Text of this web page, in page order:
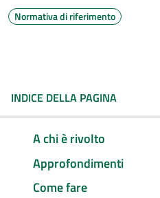
Normativa di riferimento
INDICE DELLA PAGINA
A chi è rivolto
Approfondimenti
Come fare